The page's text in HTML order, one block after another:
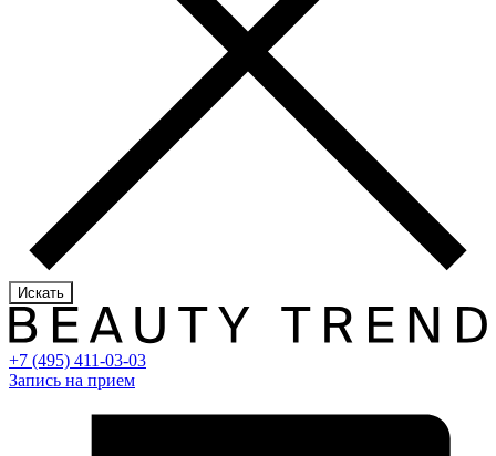
Искать
+7 (495) 411-03-03
Запись на прием